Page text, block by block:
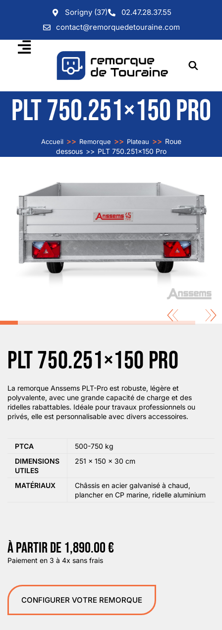
Sorigny (37)
02.47.28.37.55
contact@remorquedetouraine.com
PLT 750.251×150 PRO
Accueil >> Remorque >> Plateau >> Roue
dessous >> PLT 750.251×150 Pro
PLT 750.251×150 PRO
La remorque Anssems PLT-Pro est robuste, légère et
polyvalente, avec une grande capacité de charge et des
ridelles rabattables. Idéale pour travaux professionnels ou
privés, elle est personnalisable avec divers accessoires. ​
PTCA
500-750 kg
DIMENSIONS
UTILES
251 × 150 × 30 cm
MATÉRIAUX
Châssis en acier galvanisé à chaud,
plancher en CP marine, ridelle aluminium
À PARTIR DE1,890.00€
Paiement en 3 à 4x sans frais
CONFIGURER VOTRE REMORQUE